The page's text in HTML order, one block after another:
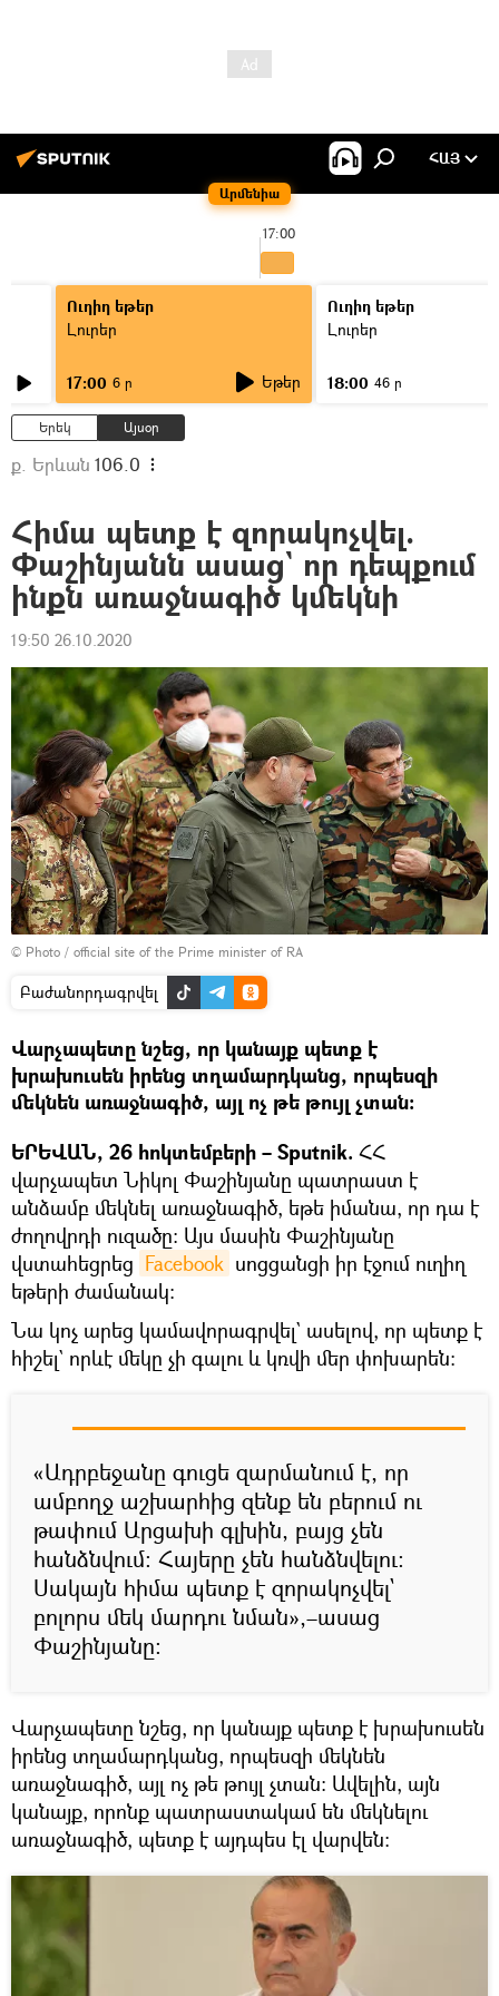
Արմենիա
ՀԱՅ
17:00
Ուղիղ եթեր
Լուրեր
17:00 6 ր Եթեր
Ուղիղ եթեր
Լուրեր
18:00 46 ր
Երեկ Այսօր
ք. Երևան 106.0
Հիմա պետք է զորակոչվել.
Փաշինյանն ասաց` որ դեպքում
ինքն առաջնագիծ կմեկնի
19:50 26.10.2020
© Photo / official site of the Prime minister of RA
Բաժանորդագրվել
Վարչապետը նշեց, որ կանայք պետք է
խրախուսեն իրենց տղամարդկանց, որպեսզի
մեկնեն առաջնագիծ, այլ ոչ թե թույլ չտան։
ԵՐԵՎԱՆ, 26 հոկտեմբերի – Sputnik. ՀՀ
վարչապետ Նիկոլ Փաշինյանը պատրաստ է
անձամբ մեկնել առաջնագիծ, եթե իմանա, որ դա է
ժողովրդի ուզածը։ Այս մասին Փաշինյանը
վստահեցրեց Facebook սոցցանցի իր էջում ուղիղ
եթերի ժամանակ։
Նա կոչ արեց կամավորագրվել` ասելով, որ պետք է
հիշել` որևէ մեկը չի գալու և կռվի մեր փոխարեն։
«Ադրբեջանը գուցե զարմանում է, որ
ամբողջ աշխարհից զենք են բերում ու
թափում Արցախի գլխին, բայց չեն
հանձնվում։ Հայերը չեն հանձնվելու։
Սակայն հիմա պետք է զորակոչվել`
բոլորս մեկ մարդու նման»,–ասաց
Փաշինյանը։
Վարչապետը նշեց, որ կանայք պետք է խրախուսեն
իրենց տղամարդկանց, որպեսզի մեկնեն
առաջնագիծ, այլ ոչ թե թույլ չտան։ Ավելին, այն
կանայք, որոնք պատրաստակամ են մեկնելու
առաջնագիծ, պետք է այդպես էլ վարվեն։